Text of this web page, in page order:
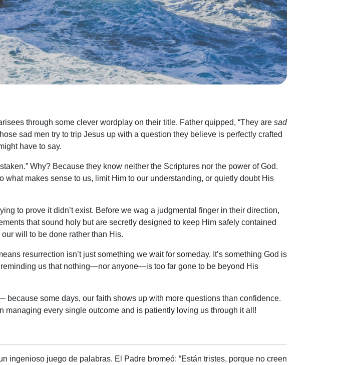
through some clever wordplay on their title. Father quipped, “They are sad
sad men try to trip Jesus up with a question they believe is perfectly crafted
have to say.
Why? Because they know neither the Scriptures nor the power of God.
makes sense to us, limit Him to our understanding, or quietly doubt His
to prove it didn’t exist. Before we wag a judgmental finger in their direction,
that sound holy but are secretly designed to keep Him safely contained
will to be done rather than His.
resurrection isn’t just something we wait for someday. It’s something God is
us that nothing—nor anyone—is too far gone to be beyond His
some days, our faith shows up with more questions than confidence.
managing every single outcome and is patiently loving us through it all!
ingenioso juego de palabras. El Padre bromeó: “Están tristes, porque no creen